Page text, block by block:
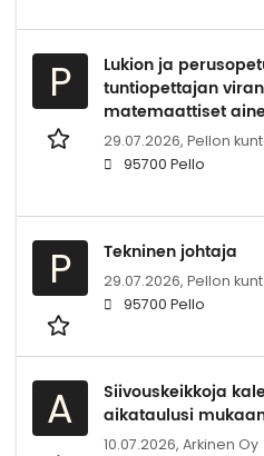
P
Lukion ja
tuntiopettajan
matemaattiset
29.07.2026, Pellon
95700 Pello
P Tekninen johtaja
29.07.2026, Pellon
95700 Pello
A
Siivouskeikkoja
aikataulusi
10.07.2026, Arkinen Oy